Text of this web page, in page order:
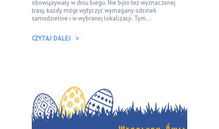
obowiązywały w dniu biegu. Nie było też wyznaczonej
trasy, każdy mógł wytyczyć wymagany odcinek
samodzielnie i w wybranej lokalizacji. Tym...
CZYTAJ DALEJ